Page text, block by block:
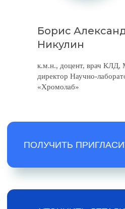
Борис
Никулин
к.м.н., доцент, врач КЛД,
директор Научно-
«Хромолаб»